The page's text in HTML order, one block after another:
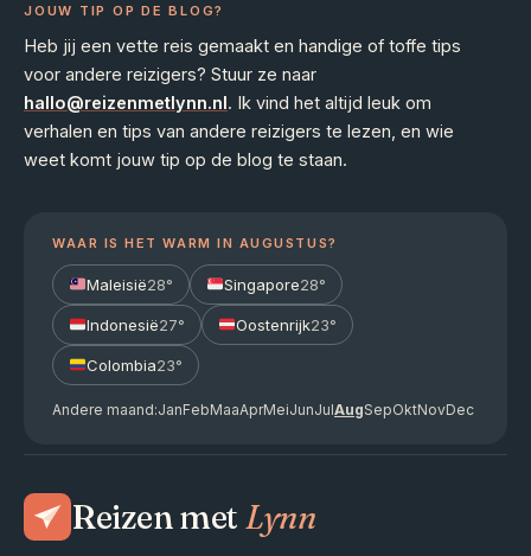
JOUW TIP OP DE BLOG?
Heb jij een vette reis gemaakt en handige of toffe tips
voor andere reizigers? Stuur ze naar
hallo@reizenmetlynn.nl. Ik vind het altijd leuk om
verhalen en tips van andere reizigers te lezen, en wie
weet komt jouw tip op de blog te staan.
WAAR IS HET WARM IN AUGUSTUS?
Maleisië28° Singapore28°
Indonesië27° Oostenrijk23°
Colombia23°
Andere maand:JanFebMaaAprMeiJunJulAugSepOktNovDec
Reizen met Lynn